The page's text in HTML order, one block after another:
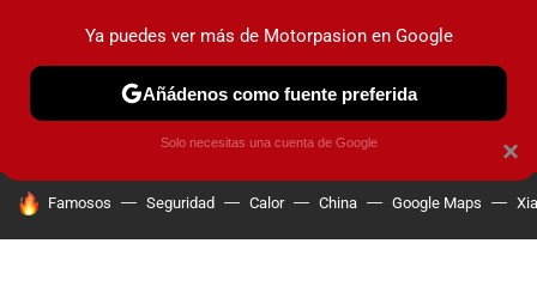
PRUEBAS COCHES ELÉCTRICOS OBSERVATORIO
HOY SE HABLA DE
Famosos Seguridad Calor China Google Maps
×
Ya puedes ver más de Motorpasion en Google
Añádenos como fuente preferida
Solo necesitas una cuenta de Google